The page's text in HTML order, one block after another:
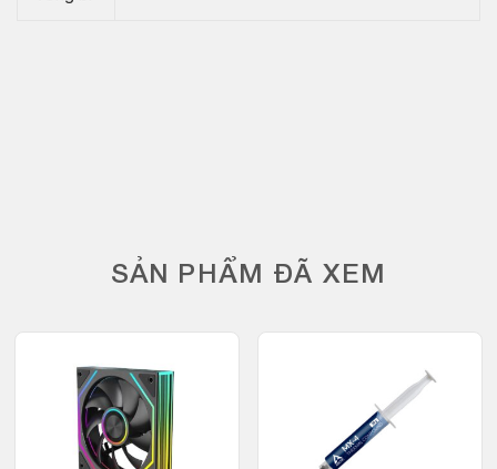
SẢN PHẨM ĐÃ XEM